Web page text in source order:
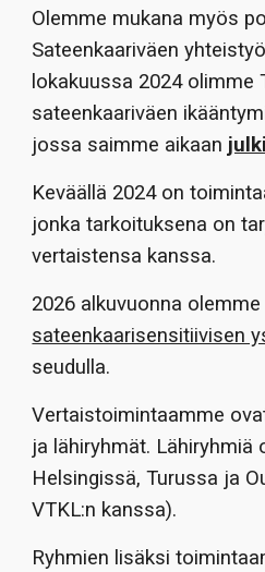
Olemme mukana myös
Sateenkaariväen
lokakuussa 2024olimme
sateenkaariväen
jossa saimme aikaan
Keväällä 2024 on
jonka tarkoituksena on
vertaistensa kanssa.
2026 alkuvuonna
sateenkaarisensitiivisen
seudulla.
Vertaistoimintaamme
ja lähiryhmät. Lähiryhmiä
Helsingissä, Turussa ja
VTKL:n kanssa).
Ryhmien lisäksi toiminta